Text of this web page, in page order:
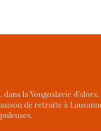
dans la Yougoslavie
de retraite à